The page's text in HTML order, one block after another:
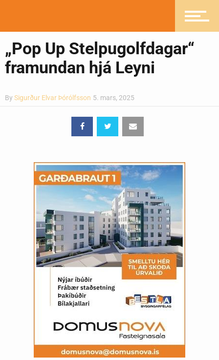
Pistlar
„Pop Up Stelpugolfdagar“
framundan hjá Leyni
By Sigurður Elvar Þórólfsson 5. mars, 2025